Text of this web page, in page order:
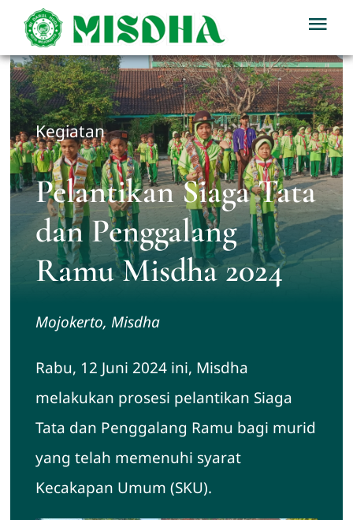
Skip
content
Home
Profil
Berita
Kegiatan
Download
Kegiatan
Pelantikan Siaga Tata
dan Penggalang
Ramu Misdha 2024
Mojokerto, Misdha
Rabu, 12 Juni 2024 ini, Misdha
melakukan prosesi pelantikan Siaga
Tata dan Penggalang Ramu bagi murid
yang telah memenuhi syarat
Kecakapan Umum (SKU).